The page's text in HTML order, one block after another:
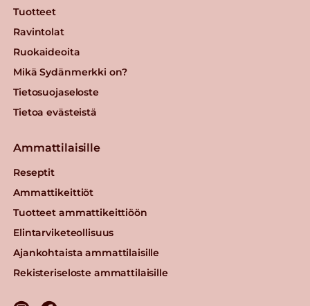
Tuotteet
Ravintolat
Ruokaideoita
Mikä Sydänmerkki on?
Tietosuojaseloste
Tietoa evästeistä
Ammattilaisille
Reseptit
Ammattikeittiöt
Tuotteet ammattikeittiöön
Elintarviketeollisuus
Ajankohtaista ammattilaisille
Rekisteriseloste ammattilaisille